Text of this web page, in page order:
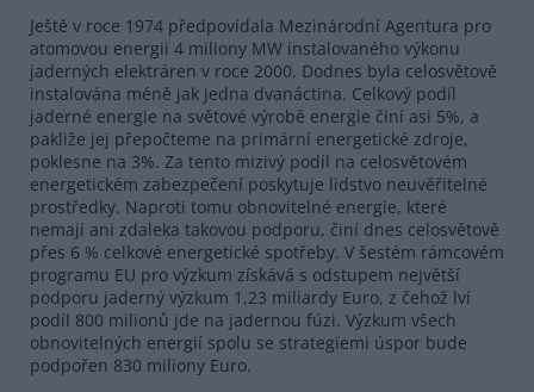
Ještě v roce 1974 předpovídala Mezinárodní Agentura pro
atomovou energii 4 miliony MW instalovaného výkonu
jaderných elektráren v roce 2000. Dodnes byla celosvětově
instalována méně jak jedna dvanáctina. Celkový podíl
jaderné energie na světové výrobě energie činí asi 5%, a
pakliže jej přepočteme na primární energetické zdroje,
poklesne na 3%. Za tento mizivý podíl na celosvětovém
energetickém zabezpečení poskytuje lidstvo neuvěřitelné
prostředky. Naproti tomu obnovitelné energie, které
nemají ani zdaleka takovou podporu, činí dnes celosvětově
přes 6 % celkové energetické spotřeby. V šestém rámcovém
programu EU pro výzkum získává s odstupem největší
podporu jaderný výzkum 1,23 miliardy Euro, z čehož lví
podíl 800 milionů jde na jadernou fúzi. Výzkum všech
obnovitelných energií spolu se strategiemi úspor bude
podpořen 830 miliony Euro.